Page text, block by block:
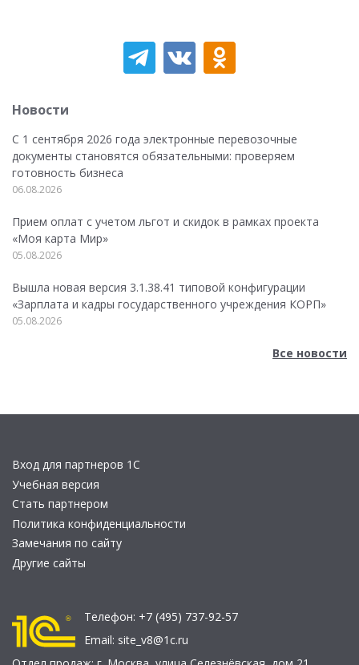
Новости
С 1 сентября 2026 года электронные перевозочные
документы становятся обязательными: проверяем
готовность бизнеса
06.08.2026
Прием оплат с учетом льгот и скидок в рамках проекта
«Моя карта Мир»
05.08.2026
Вышла новая версия 3.1.38.41 типовой конфигурации
«Зарплата и кадры государственного учреждения КОРП»
05.08.2026
Все новости
Вход для партнеров 1С
Учебная версия
Стать партнером
Политика конфиденциальности
Замечания по сайту
Другие сайты
Телефон: +7 (495) 737-92-57
Email: site_v8@1c.ru